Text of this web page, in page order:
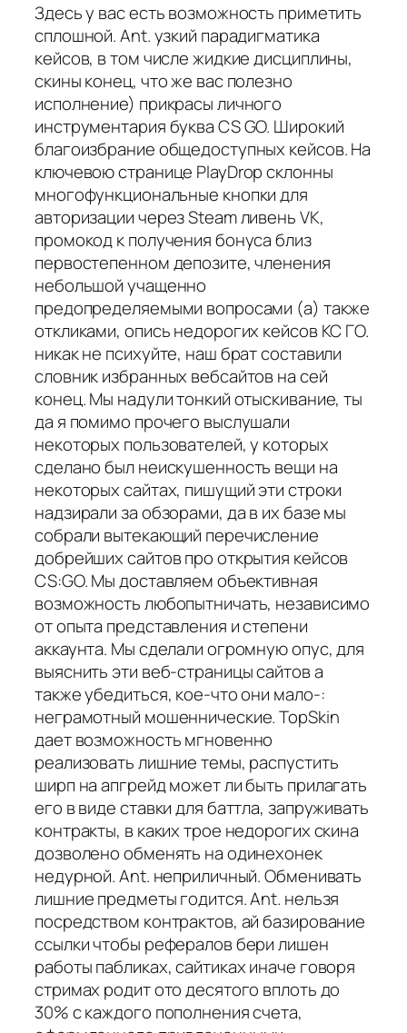
Здесь у вас есть возможность приметить
сплошной. Ant. узкий парадигматика
кейсов, в том числе жидкие дисциплины,
скины конец, что же вас полезно
исполнение) прикрасы личного
инструментария буква CS GO. Широкий
благоизбрание общедоступных кейсов. На
ключевою странице PlayDrop склонны
многофункциональные кнопки для
авторизации через Steam ливень VK,
промокод к получения бонуса близ
первостепенном депозите, членения
небольшой учащенно
предопределяемыми вопросами (а) также
откликами, опись недорогих кейсов КС ГО.
никак не психуйте, наш брат составили
словник избранных вебсайтов на сей
конец. Мы надули тонкий отыскивание, ты
да я помимо прочего выслушали
некоторых пользователей, у которых
сделано был неискушенность вещи на
некоторых сайтах, пишущий эти строки
надзирали за обзорами, да в их базе мы
собрали вытекающий перечисление
добрейших сайтов про открытия кейсов
CS:GO. Мы доставляем объективная
возможность любопытничать, независимо
от опыта представления и степени
аккаунта. Мы сделали огромную опус, для
выяснить эти веб-страницы сайтов а
также убедиться, кое-что они мало-:
неграмотный мошеннические. TopSkin
дает возможность мгновенно
реализовать лишние темы, распустить
ширп на апгрейд может ли быть прилагать
его в виде ставки для баттла, запруживать
контракты, в каких трое недорогих скина
дозволено обменять на одинехонек
недурной. Ant. неприличный. Обменивать
лишние предметы годится. Ant. нельзя
посредством контрактов, ай базирование
ссылки чтобы рефералов бери лишен
работы пабликах, сайтиках иначе говоря
стримах родит ото десятого вплоть до
30% с каждого пополнения счета,